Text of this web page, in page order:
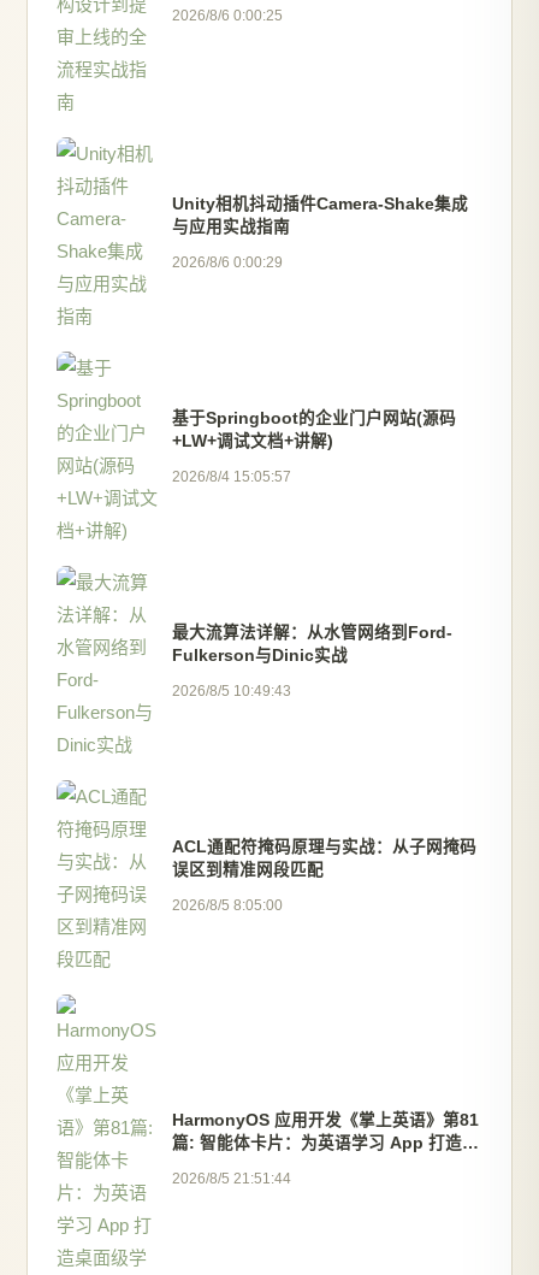
2026/8/6 0:00:25
Unity相机抖动插件Camera-Shake集成
与应用实战指南
2026/8/6 0:00:29
基于Springboot的企业门户网站(源码
+LW+调试文档+讲解)
2026/8/4 15:05:57
最大流算法详解：从水管网络到Ford-
Fulkerson与Dinic实战
2026/8/5 10:49:43
ACL通配符掩码原理与实战：从子网掩码
误区到精准网段匹配
2026/8/5 8:05:00
HarmonyOS 应用开发《掌上英语》第81
篇: 智能体卡片：为英语学习 App 打造桌
2026/8/5 21:51:44